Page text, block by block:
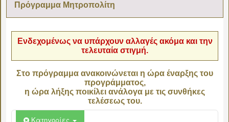
Πρόγραμμα Μητροπολίτη
Ενδεχομένως να υπάρχουν αλλαγές ακόμα και την
τελευταία στιγμή.
Στο πρόγραμμα ανακοινώνεται η ώρα έναρξης του
προγράμματος,
η ώρα λήξης ποικίλει ανάλογα με τις συνθήκες
τελέσεως του.
Κατηγορίες
06:00